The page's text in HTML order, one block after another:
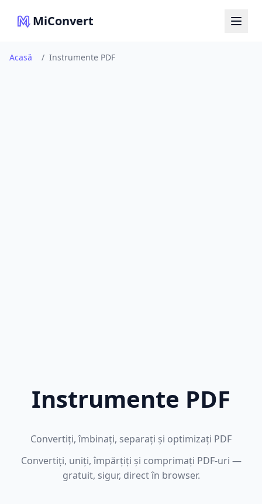
MiConvert
Acasă / Instrumente PDF
Instrumente PDF
Convertiți, îmbinați, separați și optimizați PDF
Convertiți, uniți, împărțiți și comprimați PDF-uri —
gratuit, sigur, direct în browser.